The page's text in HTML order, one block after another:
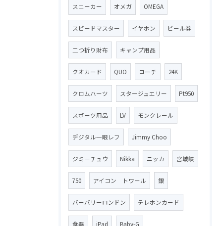
スニーカー オメガ OMEGA
スピードマスター イヤホン ビール券
二つ折り財布 キャンプ用品
クオカード QUO コーチ 24K
クロムハーツ スタージュエリー Pt950
スポーツ用品 LV モンクレール
デジタル一眼レフ Jimmy Choo
ジミーチュウ Nikka ニッカ 宮城峡
750 アイコン トワール 銀
バーバリーロンドン テレホンカード
食器 iPad Baby-G